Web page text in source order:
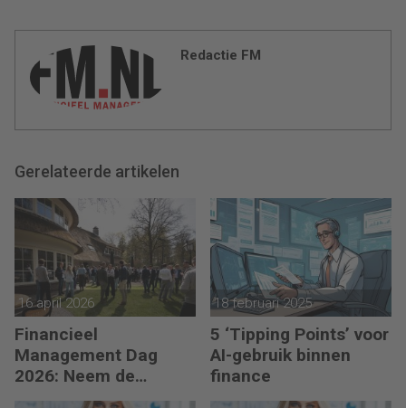
Redactie FM
Gerelateerde artikelen
16 april 2026
Financieel
Management Dag
2026: Neem de
toekomst in eigen
18 februari 2025
5 ‘Tipping Points’ voor
AI-gebruik binnen
finance